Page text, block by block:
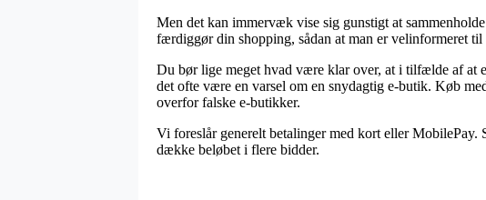
Men det kan immervæk vise sig gunstigt at
færdiggør din shopping, sådan at man er velinformeret til
Du bør lige meget hvad være klar over, at i tilfælde af at
det ofte være en varsel om en snydagtig e-butik. Køb
overfor falske e-butikker.
Vi foreslår generelt betalinger med kort eller
dække beløbet i flere bidder.